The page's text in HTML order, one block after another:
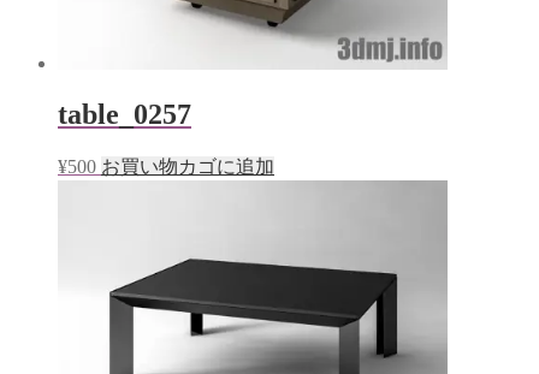
table_0257
¥500 お買い物カゴに追加